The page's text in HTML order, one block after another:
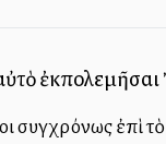
συγχρόνως ἐπὶ